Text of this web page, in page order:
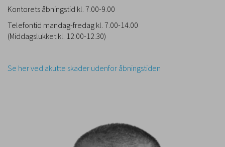
Kontorets åbningstid kl. 7.00-9.00
Telefontid mandag-fredag kl. 7.00-14.00
(Middagslukket kl. 12.00-12.30)
Se her ved akutte skader udenfor åbningstiden